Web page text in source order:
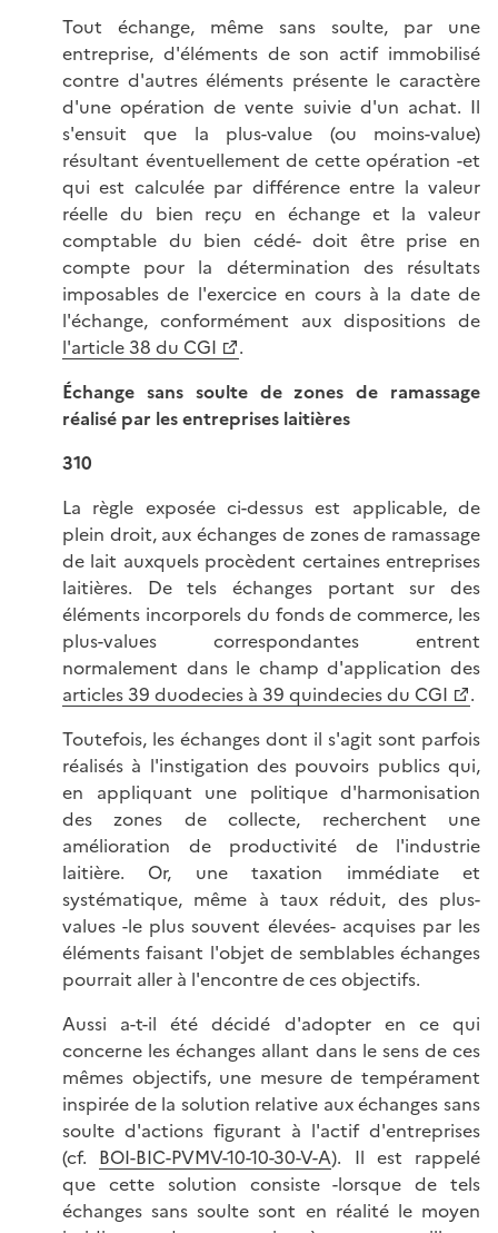
Tout échange, même sans soulte, par une
entreprise, d'éléments de son actif immobilisé
contre d'autres éléments présente le caractère
d'une opération de vente suivie d'un achat. Il
s'ensuit que la plus-value (ou moins-value)
résultant éventuellement de cette opération -et
qui est calculée par différence entre la valeur
réelle du bien reçu en échange et la valeur
comptable du bien cédé- doit être prise en
compte pour la détermination des résultats
imposables de l'exercice en cours à la date de
l'échange, conformément aux dispositions de
l'article 38 du CGI
.
Échange sans soulte de zones de ramassage
réalisé par les entreprises laitières
310
La règle exposée ci-dessus est applicable, de
plein droit, aux échanges de zones de ramassage
de lait auxquels procèdent certaines entreprises
laitières. De tels échanges portant sur des
éléments incorporels du fonds de commerce, les
plus-values correspondantes entrent
normalement dans le champ d'application des
articles 39 duodecies à 39 quindecies du CGI
.
Toutefois, les échanges dont il s'agit sont parfois
réalisés à l'instigation des pouvoirs publics qui,
en appliquant une politique d'harmonisation
des zones de collecte, recherchent une
amélioration de productivité de l'industrie
laitière. Or, une taxation immédiate et
systématique, même à taux réduit, des plus-
values -le plus souvent élevées- acquises par les
éléments faisant l'objet de semblables échanges
pourrait aller à l'encontre de ces objectifs.
Aussi a-t-il été décidé d'adopter en ce qui
concerne les échanges allant dans le sens de ces
mêmes objectifs, une mesure de tempérament
inspirée de la solution relative aux échanges sans
soulte d'actions figurant à l'actif d'entreprises
(cf. BOI-BIC-PVMV-10-10-30-V-A). Il est rappelé
que cette solution consiste -lorsque de tels
échanges sans soulte sont en réalité le moyen